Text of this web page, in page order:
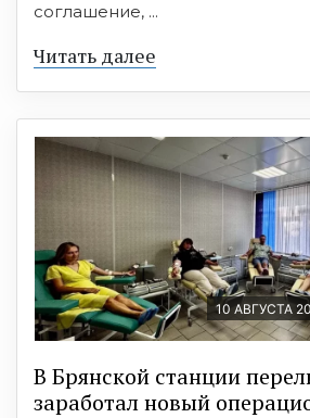
соглашение, ...
Читать далее
10 АВГУСТА
В Брянской станции
заработал новый